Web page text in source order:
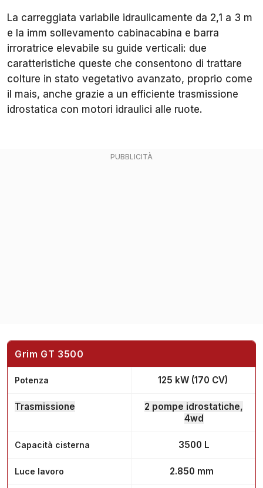
La carreggiata variabile idraulicamente da 2,1 a 3 m
e la imm sollevamento cabinacabina e barra
irroratrice elevabile su guide verticali: due
caratteristiche queste che consentono di trattare
colture in stato vegetativo avanzato, proprio come
il mais, anche grazie a un efficiente trasmissione
idrostatica con motori idraulici alle ruote.
Grim GT 3500
Potenza 125 kW (170 CV)
Trasmissione
2 pompe idrostatiche,
4wd
Capacità cisterna 3500 L
Luce lavoro 2.850 mm